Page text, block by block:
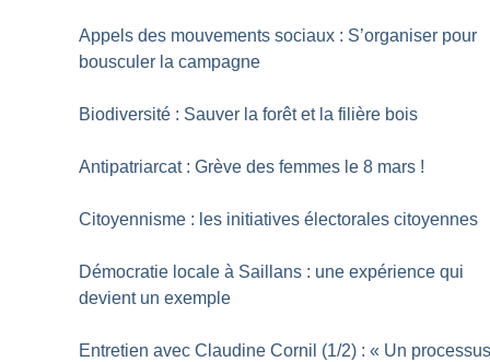
Appels des mouvements sociaux : S’organiser pour
bousculer la campagne
Biodiversité : Sauver la forêt et la filière bois
Antipatriarcat : Grève des femmes le 8 mars !
Citoyennisme : les initiatives électorales citoyennes
Démocratie locale à Saillans : une expérience qui
devient un exemple
Entretien avec Claudine Cornil (1/2) : « Un